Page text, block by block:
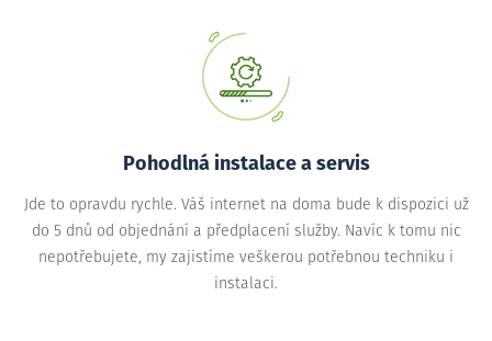
Pohodlná instalace a servis
Jde to opravdu rychle. Váš internet na doma bude k dispozici už
do 5 dnů od objednání a předplacení služby. Navíc k tomu nic
nepotřebujete, my zajistíme veškerou potřebnou techniku i
instalaci.